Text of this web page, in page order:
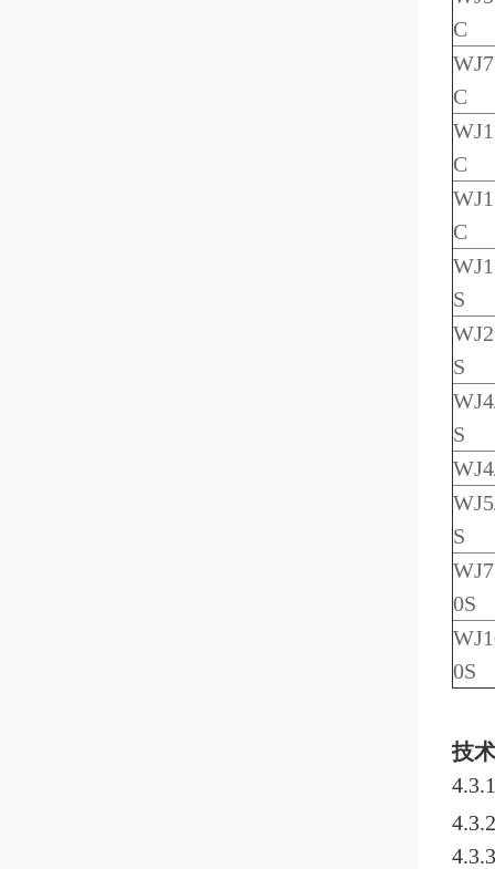
C
WJ
C
WJ
C
WJ
C
WJ
S
WJ
S
WJ
S
WJ
WJ
S
WJ
0S
WJ
0S
技